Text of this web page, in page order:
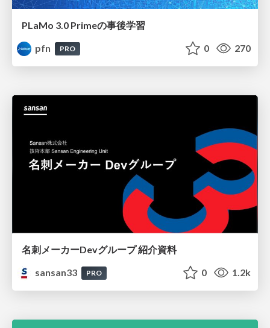
PLaMo 3.0 Primeの事後学習
pfn
PRO 0 270
名刺メーカーDevグループ 紹介資料
sansan33
PRO 0 1.2k